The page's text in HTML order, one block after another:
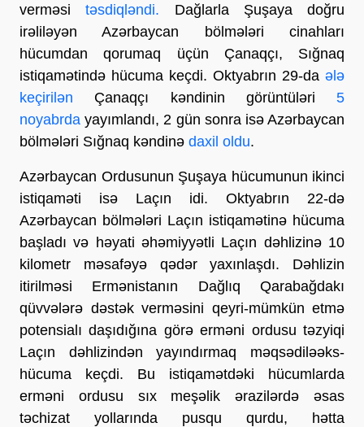
verməsi təsdiqləndi. Dağlarla Şuşaya doğru
irəliləyən Azərbaycan bölmələri cinahları
hücumdan qorumaq üçün Çanaqçı, Sığnaq
istiqamətində hücuma keçdi. Oktyabrın 29-da ələ
keçirilən Çanaqçı kəndinin görüntüləri 5
noyabrda yayımlandı, 2 gün sonra isə Azərbaycan
bölmələri Sığnaq kəndinə daxil oldu.
Azərbaycan Ordusunun Şuşaya hücumunun ikinci
istiqaməti isə Laçın idi. Oktyabrın 22-də
Azərbaycan bölmələri Laçın istiqamətinə hücuma
başladı və həyati əhəmiyyətli Laçın dəhlizinə 10
kilometr məsafəyə qədər yaxınlaşdı. Dəhlizin
itirilməsi Ermənistanın Dağlıq Qarabağdakı
qüvvələrə dəstək verməsini qeyri-mümkün etmə
potensialı daşıdığına görə erməni ordusu təzyiqi
Laçın dəhlizindən yayındırmaq məqsədiləəks-
hücuma keçdi. Bu istiqamətdəki hücumlarda
erməni ordusu sıx meşəlik ərazilərdə əsas
təchizat yollarında pusqu qurdu, hətta